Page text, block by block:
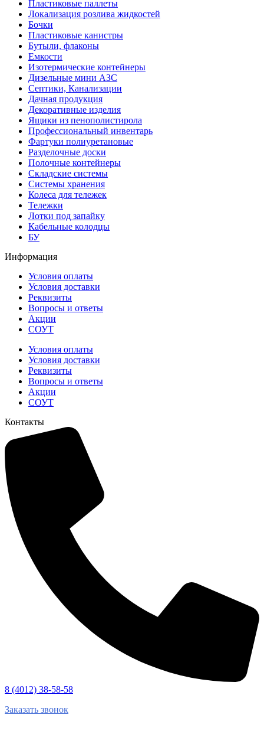
Пластиковые паллеты
Локализация розлива жидкостей
Бочки
Пластиковые канистры
Бутыли, флаконы
Емкости
Изотермические контейнеры
Дизельные мини АЗС
Септики, Канализации
Дачная продукция
Декоративные изделия
Ящики из пенополистирола
Профессиональный инвентарь
Фартуки полиуретановые
Разделочные доски
Полочные контейнеры
Складские системы
Системы хранения
Колеса для тележек
Тележки
Лотки под запайку
Кабельные колодцы
БУ
Информация
Условия оплаты
Условия доставки
Реквизиты
Вопросы и ответы
Акции
СОУТ
Условия оплаты
Условия доставки
Реквизиты
Вопросы и ответы
Акции
СОУТ
Контакты
8 (4012) 38-58-58
Заказать звонок